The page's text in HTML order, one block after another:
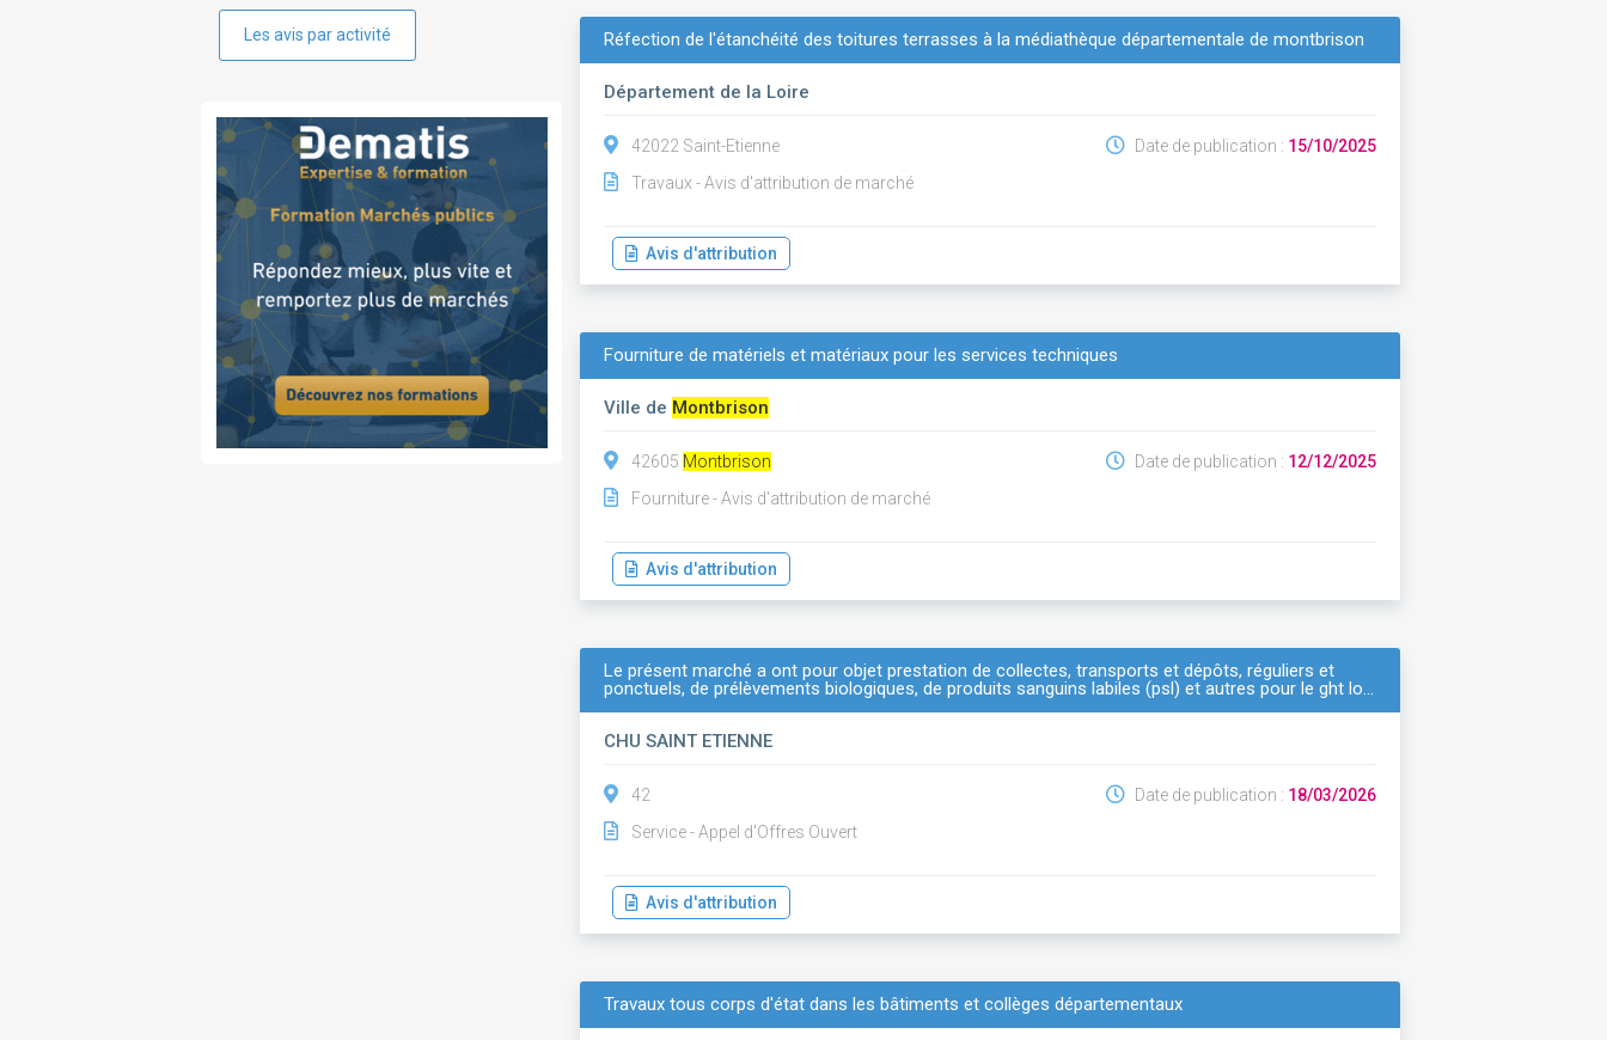
Les avis par activité Réfection de l'étanchéité des toitures terrasses à la médiathèque départementale de montbrison
Département de la Loire
42022 Saint-Etienne
Travaux - Avis d'attribution de marché
Date de publication : 15/10/2025
Avis d'attribution
Fourniture de matériels et matériaux pour les services techniques
Ville de Montbrison
42605 Montbrison
Fourniture - Avis d'attribution de marché
Date de publication : 12/12/2025
Avis d'attribution
Le présent marché a ont pour objet prestation de collectes, transports et dépôts, réguliers et
ponctuels, de prélèvements biologiques, de produits sanguins labiles (psl) et autres pour le ght lo…
CHU SAINT ETIENNE
42
Service - Appel d'Offres Ouvert
Date de publication : 18/03/2026
Avis d'attribution
Travaux tous corps d'état dans les bâtiments et collèges départementaux